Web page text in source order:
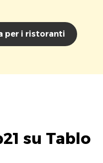
per i ristoranti
su Tablo